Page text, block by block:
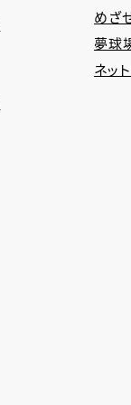
めざ
夢球
ネッ